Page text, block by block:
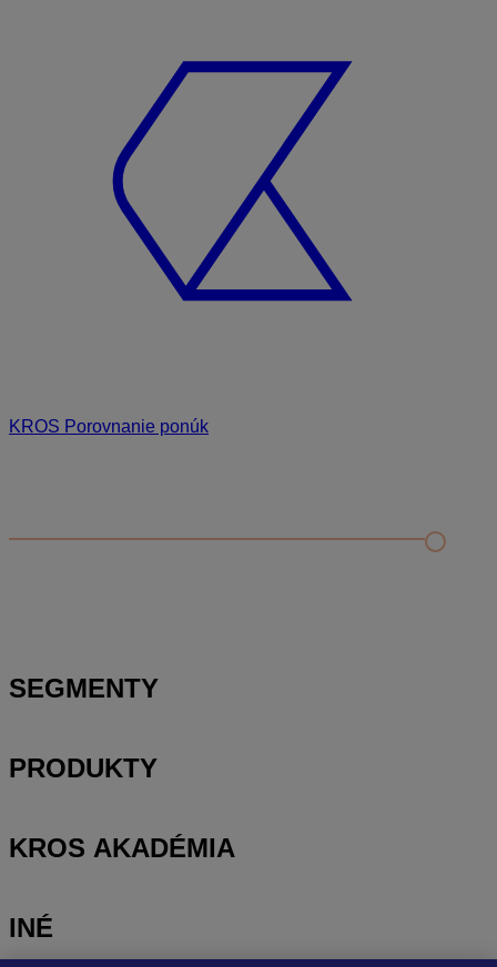
KROS Porovnanie ponúk
Nastavenie šanónov
SEGMENTY
PRODUKTY
KROS AKADÉMIA
INÉ